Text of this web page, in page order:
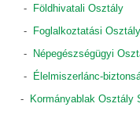
-
Földhivatali Osztály
-
Foglalkoztatási Osztály
-
Népegészségügyi
-
Élelmiszerlánc-
-
Kormányablak Osztály